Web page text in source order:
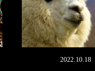
2022.10.18